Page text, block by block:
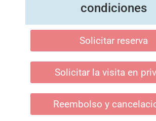
condiciones
Solicitar reserva
Solicitar la visita en
Reembolso y